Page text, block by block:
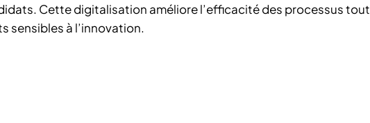
Cette digitalisation améliore l’efficacité des processus tout
sensibles à l’innovation.